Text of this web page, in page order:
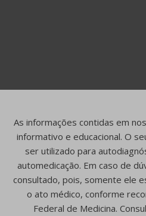
As informações contidas em
informativo e educacional. O
ser utilizado para
automedicação. Em caso de
consultado, pois, somente ele
o ato médico, conforme
Federal de Medicina.